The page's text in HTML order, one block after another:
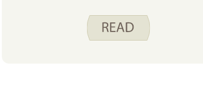
algunos cereales integrales (avena).
Además, es un postre fácil de hacer.